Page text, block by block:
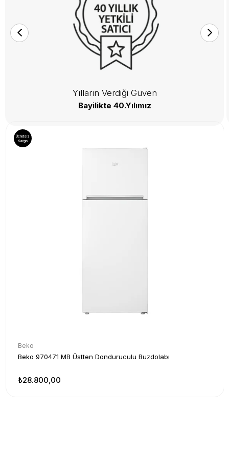
Yılların Verdiği Güven
Bayilikte 40.Yılımız
Beko
Beko 970471 MB Üstten Donduruculu Buzdolabı
₺28.800,00
Ücretsiz
Kargo